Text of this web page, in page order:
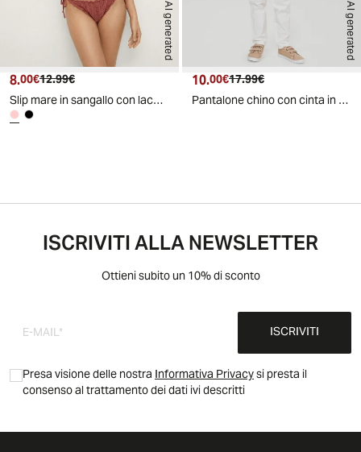
AI generated
Prezzo attuale
8.00€ Prezzo originale
12.99€
Slip mare in sangallo con laccetti - Rosa
AI generated
Prezzo attuale
10.00€ Prezzo originale
17.99€
Pantalone chino con cinta in costina - Bianco latte
ISCRIVITI ALLA NEWSLETTER
Ottieni subito un 10% di sconto
ISCRIVITI
Presa visione delle nostraInformativa Privacysi presta il
consenso al trattamento dei dati ivi descritti